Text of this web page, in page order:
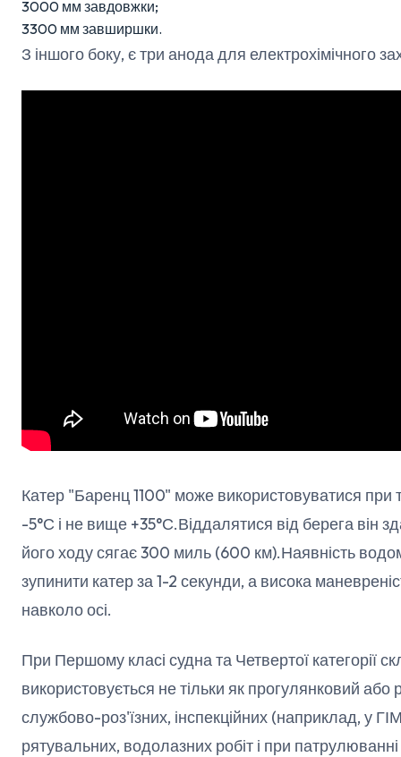
3000 мм завдовжки;
3300 мм завширшки.
З іншого боку, є три анода для електрохімічного
Катер "Баренц 1100" може використовуватися
-5°С і не вище +35°С.Віддалятися від берега він
його ходу сягає 300 миль (600 км).Наявність
зупинити катер за 1-2 секунди, а висока
навколо осі.
При Першому класі судна та Четвертої категорії
використовується не тільки як прогулянковий
службово-роз'їзних, інспекційних (наприклад, у
рятувальних, водолазних робіт і при